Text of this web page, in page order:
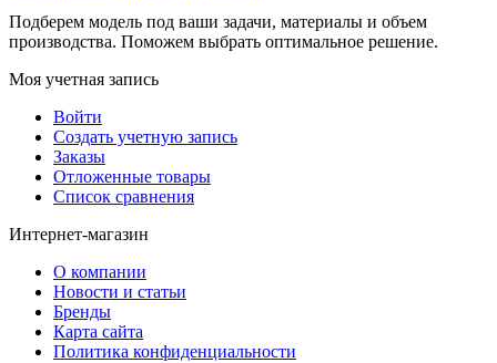
Подберем модель под ваши задачи, материалы и объем
производства. Поможем выбрать оптимальное решение.
Моя учетная запись
Войти
Создать учетную запись
Заказы
Отложенные товары
Список сравнения
Интернет-магазин
О компании
Новости и статьи
Бренды
Карта сайта
Политика конфиденциальности